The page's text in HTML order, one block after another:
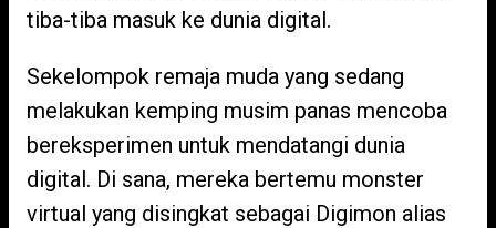
tiba-tiba masuk ke dunia digital.
Sekelompok remaja muda yang sedang
melakukan kemping musim panas mencoba
bereksperimen untuk mendatangi dunia
digital. Di sana, mereka bertemu monster
virtual yang disingkat sebagai Digimon alias